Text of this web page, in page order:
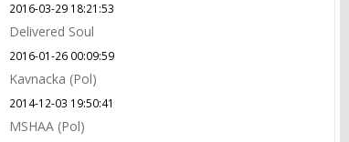
2016-03-29 18:21:53
Delivered Soul
2016-01-26 00:09:59
Kavnacka (Pol)
2014-12-03 19:50:41
MSHAA (Pol)